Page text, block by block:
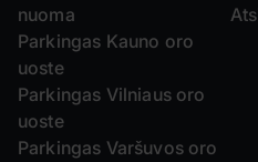
nuoma
Parkingas Kauno oro
uoste
Parkingas Vilniaus oro
uoste
Parkingas Varšuvos oro